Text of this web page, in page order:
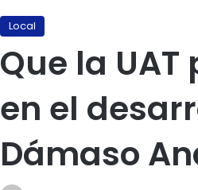
Local
Que la
en el
Dámaso